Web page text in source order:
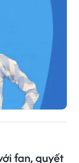
fan, quyết